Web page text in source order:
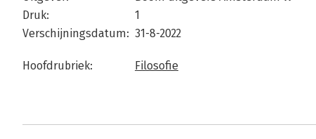
Druk:
1
Verschijningsdatum: 31-8-2022
Hoofdrubriek: Filosofie